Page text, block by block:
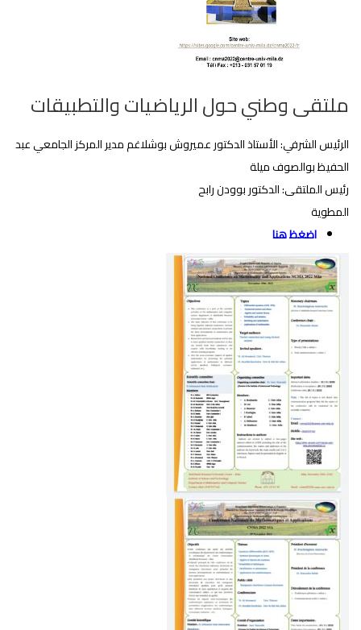
ملتقى وطني حول الرياضيات والتطبيقات
الرئيس الشرفي: الأستاذ الدكتور عميروش بوشلاغم مدير المركز الجامعي عبد
الحفيظ بوالصوف ميلة
رئيس الملتقى: الدكتور بوودن رابح
المطوية
اضغظ هنا